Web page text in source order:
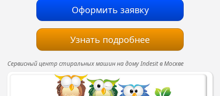
Оформить заявку
Узнать подробнее
Сервисный центр стиральных машин на дому Indesit в Москве